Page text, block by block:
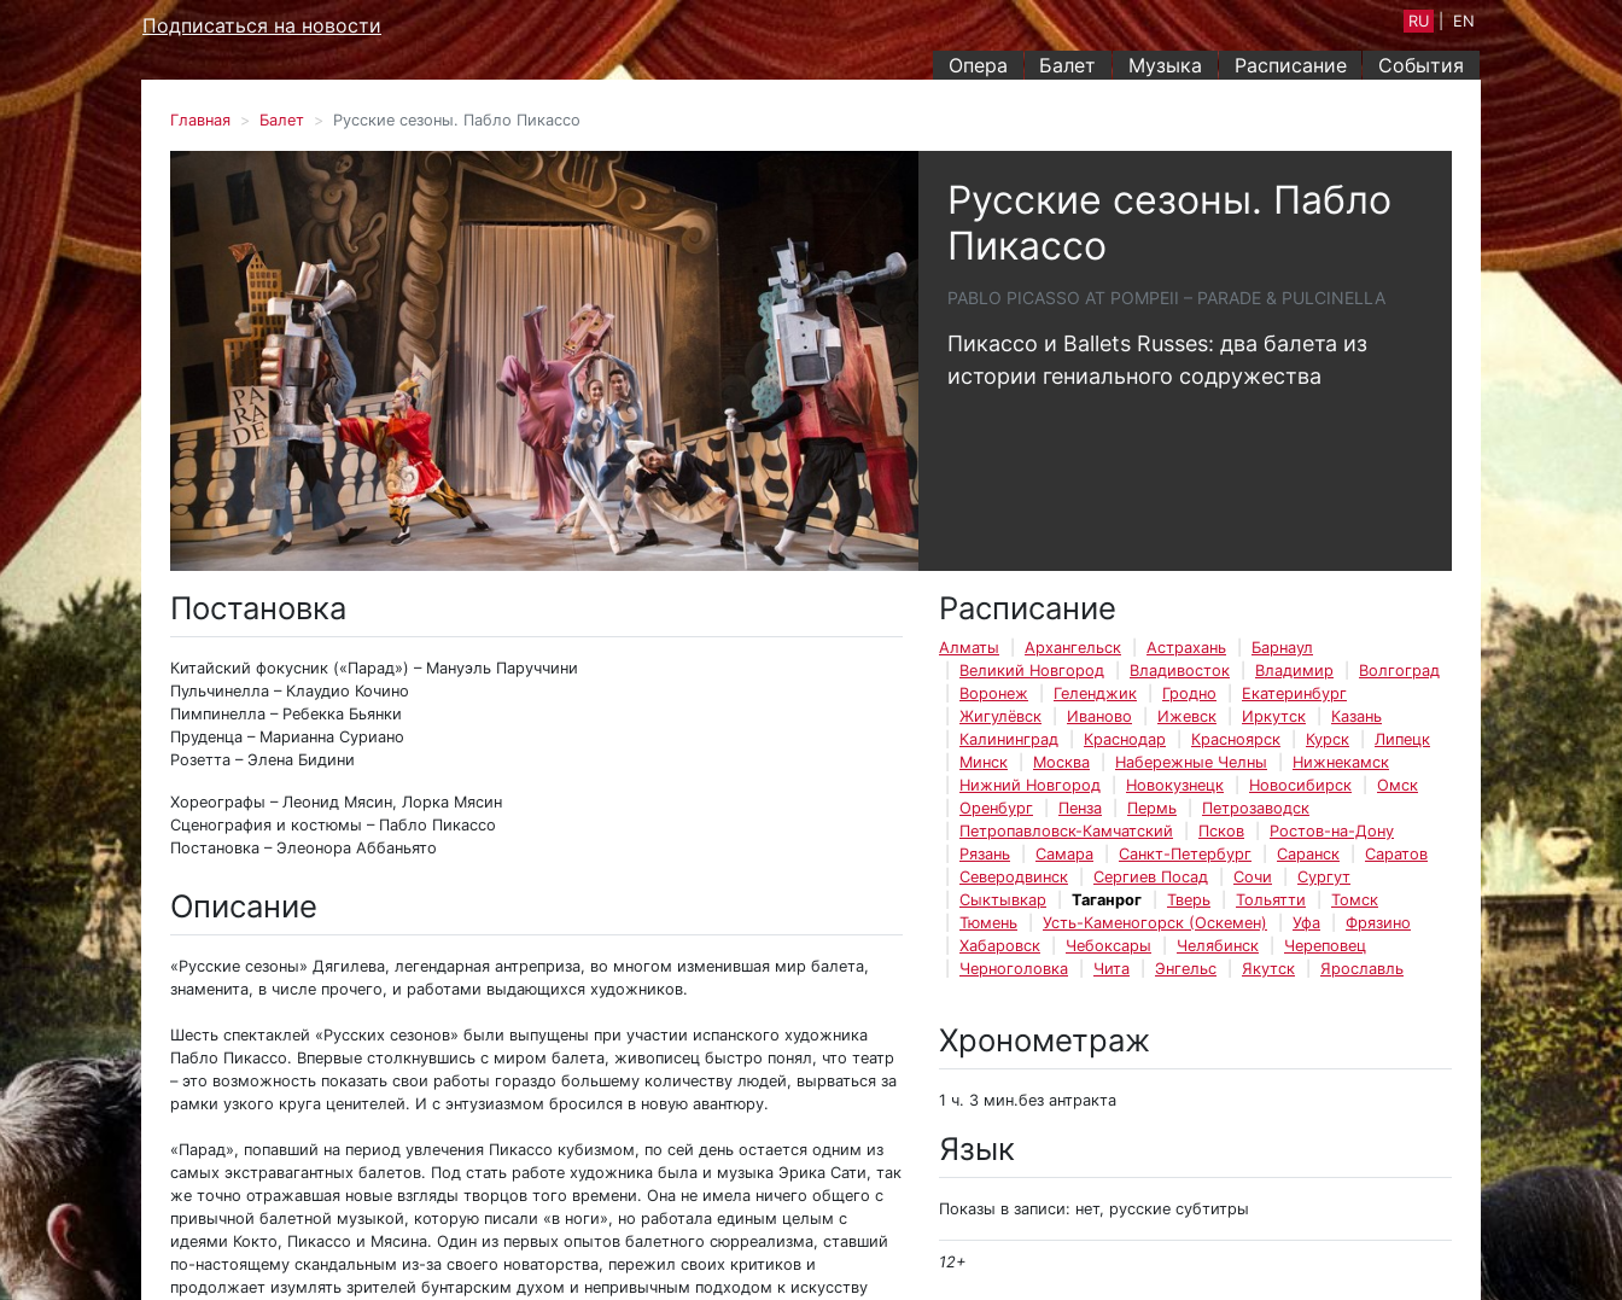
Опера Балет Музыка Расписание События
Подписаться на новости RU EN
Главная Балет Русские сезоны. Пабло Пикассо
Русские сезоны. Пабло
Пикассо
PABLO PICASSO AT POMPEII – PARADE & PULCINELLA
Пикассо и Ballets Russes: два балета из
истории гениального содружества
Постановка
Китайский фокусник («Парад») – Мануэль Паруччини
Пульчинелла – Клаудио Кочино
Пимпинелла – Ребекка Бьянки
Пруденца – Марианна Суриано
Розетта – Элена Бидини
Хореографы – Леонид Мясин, Лорка Мясин
Сценография и костюмы – Пабло Пикассо
Постановка – Элеонора Аббаньято
Описание
«Русские сезоны» Дягилева, легендарная антреприза, во многом изменившая мир балета,
знаменита, в числе прочего, и работами выдающихся художников.
Шесть спектаклей «Русских сезонов» были выпущены при участии испанского художника
Пабло Пикассо. Впервые столкнувшись с миром балета, живописец быстро понял, что театр
– это возможность показать свои работы гораздо большему количеству людей, вырваться за
рамки узкого круга ценителей. И с энтузиазмом бросился в новую авантюру.
«Парад», попавший на период увлечения Пикассо кубизмом, по сей день остается одним из
самых экстравагантных балетов. Под стать работе художника была и музыка Эрика Сати, так
же точно отражавшая новые взгляды творцов того времени. Она не имела ничего общего с
привычной балетной музыкой, которую писали «в ноги», но работала единым целым с
идеями Кокто, Пикассо и Мясина. Один из первых опытов балетного сюрреализма, ставший
по-настоящему скандальным из-за своего новаторства, пережил своих критиков и
продолжает изумлять зрителей бунтарским духом и непривычным подходом к искусству
Расписание
Алматы Архангельск Астрахань
Барнаул
Великий Новгород
Владивосток Владимир
Волгоград
Воронеж
Геленджик Гродно
Екатеринбург
Жигулёвск
Иваново Ижевск Иркутск
Казань
Калининград
Краснодар Красноярск Курск
Липецк
Минск
Москва Набережные Челны
Нижнекамск
Нижний Новгород
Новокузнецк Новосибирск
Омск
Оренбург
Пенза Пермь
Петрозаводск
Петропавловск-Камчатский
Псков
Ростов-на-Дону
Рязань
Самара Санкт-Петербург Саранск
Саратов
Северодвинск
Сергиев Посад Сочи
Сургут
Сыктывкар
Таганрог Тверь Тольятти
Томск
Тюмень
Усть-Каменогорск (Оскемен) Уфа
Фрязино
Хабаровск
Чебоксары Челябинск
Череповец
Черноголовка
Чита Энгельс Якутск Ярославль
Хронометраж
1 ч. 3 мин.без антракта
Язык
Показы в записи: нет, русские субтитры
12+